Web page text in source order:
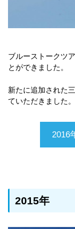
ブルーストークツ
とができました。
新たに追加された
ていただきました。
2016
2015年